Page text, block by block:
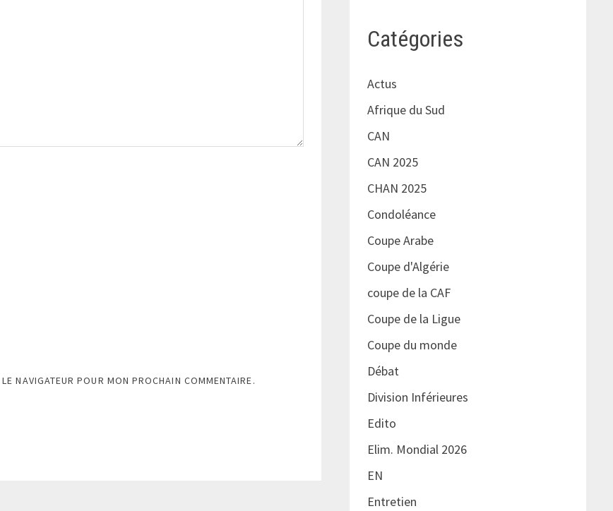
NAVIGATEUR POUR MON PROCHAIN COMMENTAIRE.
Catégories
Actus
Afrique du Sud
CAN
CAN 2025
CHAN 2025
Condoléance
Coupe Arabe
Coupe d'Algérie
coupe de la CAF
Coupe de la Ligue
Coupe du monde
Débat
Division Inférieures
Edito
Elim. Mondial 2026
EN
Entretien